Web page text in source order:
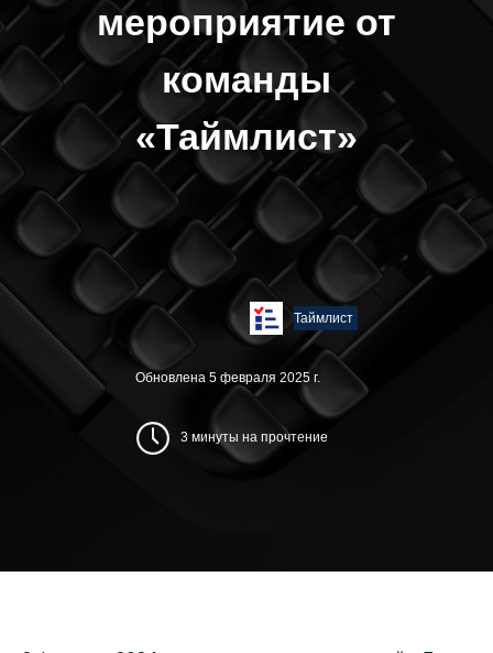
Таймлист
3 минуты на прочтение
Обновлена 5 февраля 2025 г.
мероприятие от
команды
«Таймлист»